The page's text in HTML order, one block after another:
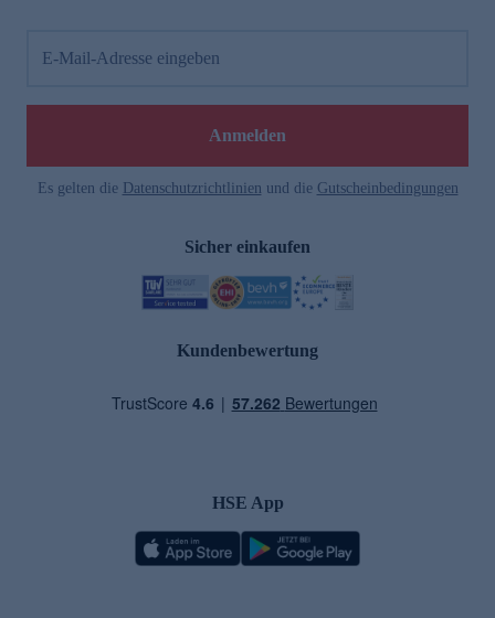
E-Mail-Adresse eingeben
Anmelden
Es gelten die Datenschutzrichtlinien und die Gutscheinbedingungen
Sicher einkaufen
Kundenbewertung
HSE App